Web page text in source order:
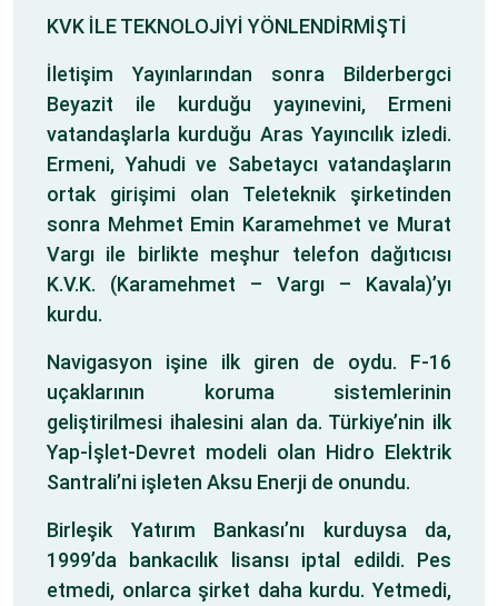
KVK İLE TEKNOLOJİYİ YÖNLENDİRMİŞTİ
İletişim Yayınlarından sonra Bilderbergci
Beyazit ile kurduğu yayınevini, Ermeni
vatandaşlarla kurduğu Aras Yayıncılık izledi.
Ermeni, Yahudi ve Sabetaycı vatandaşların
ortak girişimi olan Teleteknik şirketinden
sonra Mehmet Emin Karamehmet ve Murat
Vargı ile birlikte meşhur telefon dağıtıcısı
K.V.K. (Karamehmet – Vargı – Kavala)’yı
kurdu.
Navigasyon işine ilk giren de oydu. F-16
uçaklarının koruma sistemlerinin
geliştirilmesi ihalesini alan da. Türkiye’nin ilk
Yap-İşlet-Devret modeli olan Hidro Elektrik
Santrali’ni işleten Aksu Enerji de onundu.
Birleşik Yatırım Bankası’nı kurduysa da,
1999’da bankacılık lisansı iptal edildi. Pes
etmedi, onlarca şirket daha kurdu. Yetmedi,